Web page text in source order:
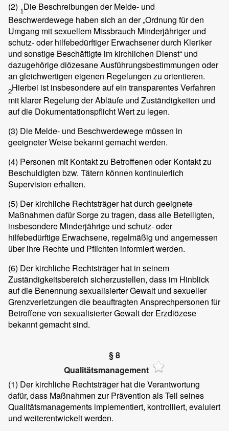
(2) 1Die Beschreibungen der Melde- und
Beschwerdewege haben sich an der „Ordnung für den
Umgang mit sexuellem Missbrauch Minderjähriger und
schutz- oder hilfebedürftiger Erwachsener durch Kleriker
und sonstige Beschäftigte im kirchlichen Dienst“ und
dazugehörige diözesane Ausführungsbestimmungen oder
an gleichwertigen eigenen Regelungen zu orientieren.
2Hierbei ist insbesondere auf ein transparentes Verfahren
mit klarer Regelung der Abläufe und Zuständigkeiten und
auf die Dokumentationspflicht Wert zu legen.
(3) Die Melde- und Beschwerdewege müssen in
geeigneter Weise bekannt gemacht werden.
(4) Personen mit Kontakt zu Betroffenen oder Kontakt zu
Beschuldigten bzw. Tätern können kontinuierlich
Supervision erhalten.
(5) Der kirchliche Rechtsträger hat durch geeignete
Maßnahmen dafür Sorge zu tragen, dass alle Beteiligten,
insbesondere Minderjährige und schutz- oder
hilfebedürftige Erwachsene, regelmäßig und angemessen
über ihre Rechte und Pflichten informiert werden.
(6) Der kirchliche Rechtsträger hat in seinem
Zuständigkeitsbereich sicherzustellen, dass im Hinblick
auf die Benennung sexualisierter Gewalt und sexueller
Grenzverletzungen die beauftragten Ansprechpersonen für
Betroffene von sexualisierter Gewalt der Erzdiözese
bekannt gemacht sind.
§ 8
Qualitätsmanagement
(1) Der kirchliche Rechtsträger hat die Verantwortung
dafür, dass Maßnahmen zur Prävention als Teil seines
Qualitätsmanagements implementiert, kontrolliert, evaluiert
und weiterentwickelt werden.